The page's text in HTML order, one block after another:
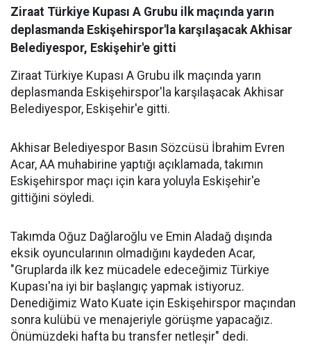
Ziraat Türkiye Kupası A Grubu ilk maçında yarın
deplasmanda Eskişehirspor'la karşılaşacak Akhisar
Belediyespor, Eskişehir'e gitti
Ziraat Türkiye Kupası A Grubu ilk maçında yarın
deplasmanda Eskişehirspor'la karşılaşacak Akhisar
Belediyespor, Eskişehir'e gitti.
Akhisar Belediyespor Basın Sözcüsü İbrahim Evren
Acar, AA muhabirine yaptığı açıklamada, takımın
Eskişehirspor maçı için kara yoluyla Eskişehir'e
gittiğini söyledi.
Takımda Oğuz Dağlaroğlu ve Emin Aladağ dışında
eksik oyuncularının olmadığını kaydeden Acar,
"Gruplarda ilk kez mücadele edeceğimiz Türkiye
Kupası'na iyi bir başlangıç yapmak istiyoruz.
Denediğimiz Wato Kuate için Eskişehirspor maçından
sonra kulübü ve menajeriyle görüşme yapacağız.
Önümüzdeki hafta bu transfer netleşir" dedi.